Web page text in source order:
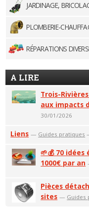
JARDINAGE,
PLOMBERIE-
RÉPARATIONS
A LIRE
Trois-
aux impacts
30/01/2026
Liens — Guides pratiques
🌱💰 70
1000€ par an
Pièces
sites — Guides